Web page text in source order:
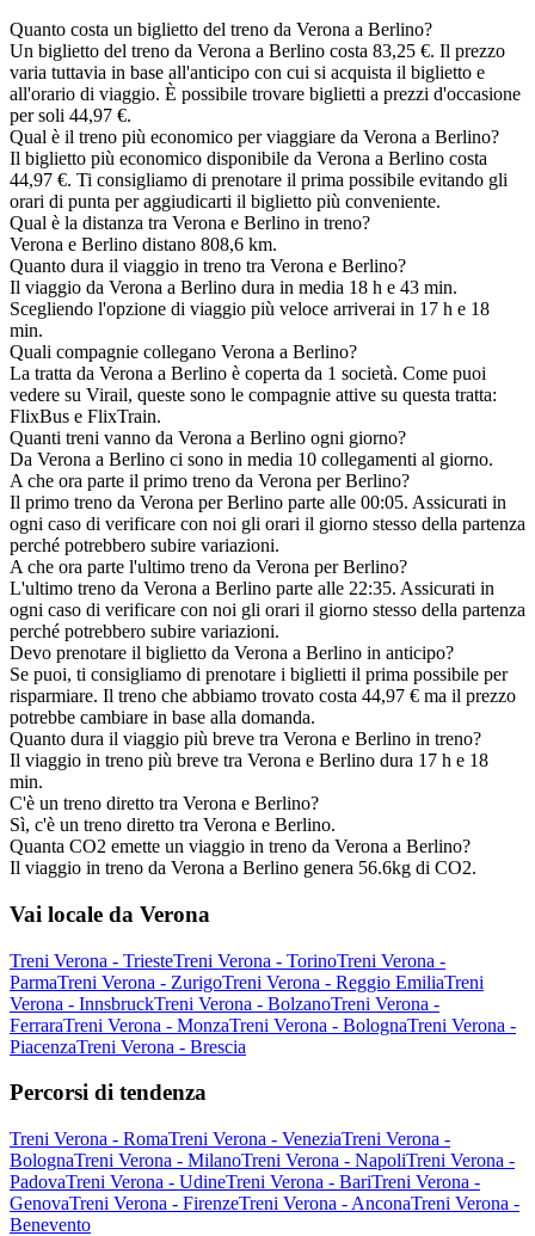
Quanto costa un biglietto del treno da Verona a Berlino?
Un biglietto del treno da Verona a Berlino costa 83,25 €. Il prezzo
varia tuttavia in base all'anticipo con cui si acquista il biglietto e
all'orario di viaggio. È possibile trovare biglietti a prezzi d'occasione
per soli 44,97 €.
Qual è il treno più economico per viaggiare da Verona a Berlino?
Il biglietto più economico disponibile da Verona a Berlino costa
44,97 €. Ti consigliamo di prenotare il prima possibile evitando gli
orari di punta per aggiudicarti il biglietto più conveniente.
Qual è la distanza tra Verona e Berlino in treno?
Verona e Berlino distano 808,6 km.
Quanto dura il viaggio in treno tra Verona e Berlino?
Il viaggio da Verona a Berlino dura in media 18 h e 43 min.
Scegliendo l'opzione di viaggio più veloce arriverai in 17 h e 18
min.
Quali compagnie collegano Verona a Berlino?
La tratta da Verona a Berlino è coperta da 1 società. Come puoi
vedere su Virail, queste sono le compagnie attive su questa tratta:
FlixBus e FlixTrain.
Quanti treni vanno da Verona a Berlino ogni giorno?
Da Verona a Berlino ci sono in media 10 collegamenti al giorno.
A che ora parte il primo treno da Verona per Berlino?
Il primo treno da Verona per Berlino parte alle 00:05. Assicurati in
ogni caso di verificare con noi gli orari il giorno stesso della partenza
perché potrebbero subire variazioni.
A che ora parte l'ultimo treno da Verona per Berlino?
L'ultimo treno da Verona a Berlino parte alle 22:35. Assicurati in
ogni caso di verificare con noi gli orari il giorno stesso della partenza
perché potrebbero subire variazioni.
Devo prenotare il biglietto da Verona a Berlino in anticipo?
Se puoi, ti consigliamo di prenotare i biglietti il prima possibile per
risparmiare. Il treno che abbiamo trovato costa 44,97 € ma il prezzo
potrebbe cambiare in base alla domanda.
Quanto dura il viaggio più breve tra Verona e Berlino in treno?
Il viaggio in treno più breve tra Verona e Berlino dura 17 h e 18
min.
C'è un treno diretto tra Verona e Berlino?
Sì, c'è un treno diretto tra Verona e Berlino.
Quanta CO2 emette un viaggio in treno da Verona a Berlino?
Il viaggio in treno da Verona a Berlino genera 56.6kg di CO2.
Vai locale da Verona
Treni Verona - TriesteTreni Verona - TorinoTreni Verona -
ParmaTreni Verona - ZurigoTreni Verona - Reggio EmiliaTreni
Verona - InnsbruckTreni Verona - BolzanoTreni Verona -
FerraraTreni Verona - MonzaTreni Verona - BolognaTreni Verona -
PiacenzaTreni Verona - Brescia
Percorsi di tendenza
Treni Verona - RomaTreni Verona - VeneziaTreni Verona -
BolognaTreni Verona - MilanoTreni Verona - NapoliTreni Verona -
PadovaTreni Verona - UdineTreni Verona - BariTreni Verona -
GenovaTreni Verona - FirenzeTreni Verona - AnconaTreni Verona -
Benevento